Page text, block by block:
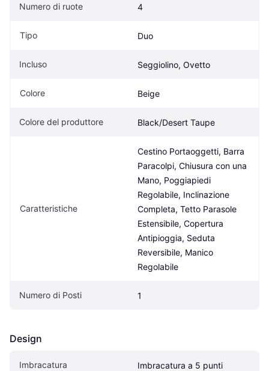
Numero di ruote 4
Tipo Duo
Incluso Seggiolino, Ovetto
Colore Beige
Colore del produttore Black/Desert Taupe
Caratteristiche
Cestino Portaoggetti, Barra
Paracolpi, Chiusura con una
Mano, Poggiapiedi
Regolabile, Inclinazione
Completa, Tetto Parasole
Estensibile, Copertura
Antipioggia, Seduta
Reversibile, Manico
Regolabile
Numero di Posti 1
Design
Imbracatura Imbracatura a 5 punti